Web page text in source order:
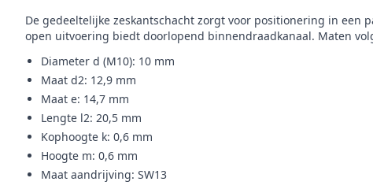
De gedeeltelijke zeskantschacht zorgt voor positionering in een
open uitvoering biedt doorlopend binnendraadkanaal. Maten
Diameter d (M10): 10 mm
Maat d2: 12,9 mm
Maat e: 14,7 mm
Lengte l2: 20,5 mm
Kophoogte k: 0,6 mm
Hoogte m: 0,6 mm
Maat aandrijving: SW13